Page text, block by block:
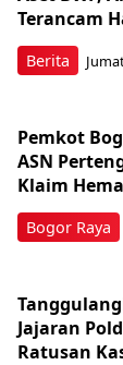
Berita
Terancam
Bogor Raya
Pemkot
ASN
Klaim
Jajaran
Ratusan